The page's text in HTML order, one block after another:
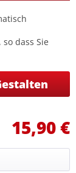
dass Sie
15,90 €